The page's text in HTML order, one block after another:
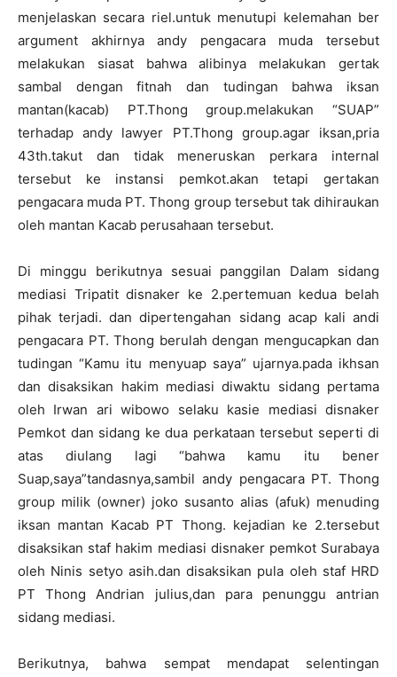
menjelaskan secara riel.untuk menutupi kelemahan ber
argument akhirnya andy pengacara muda tersebut
melakukan siasat bahwa alibinya melakukan gertak
sambal dengan fitnah dan tudingan bahwa iksan
mantan(kacab) PT.Thong group.melakukan “SUAP”
terhadap andy lawyer PT.Thong group.agar iksan,pria
43th.takut dan tidak meneruskan perkara internal
tersebut ke instansi pemkot.akan tetapi gertakan
pengacara muda PT. Thong group tersebut tak dihiraukan
oleh mantan Kacab perusahaan tersebut.
Di minggu berikutnya sesuai panggilan Dalam sidang
mediasi Tripatit disnaker ke 2.pertemuan kedua belah
pihak terjadi. dan dipertengahan sidang acap kali andi
pengacara PT. Thong berulah dengan mengucapkan dan
tudingan “Kamu itu menyuap saya” ujarnya.pada ikhsan
dan disaksikan hakim mediasi diwaktu sidang pertama
oleh Irwan ari wibowo selaku kasie mediasi disnaker
Pemkot dan sidang ke dua perkataan tersebut seperti di
atas diulang lagi “bahwa kamu itu bener
Suap,saya”tandasnya,sambil andy pengacara PT. Thong
group milik (owner) joko susanto alias (afuk) menuding
iksan mantan Kacab PT Thong. kejadian ke 2.tersebut
disaksikan staf hakim mediasi disnaker pemkot Surabaya
oleh Ninis setyo asih.dan disaksikan pula oleh staf HRD
PT Thong Andrian julius,dan para penunggu antrian
sidang mediasi.
Berikutnya, bahwa sempat mendapat selentingan